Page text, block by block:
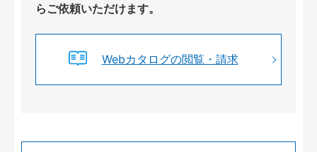
らご依頼いただけます。
Webカタログの閲覧・請求